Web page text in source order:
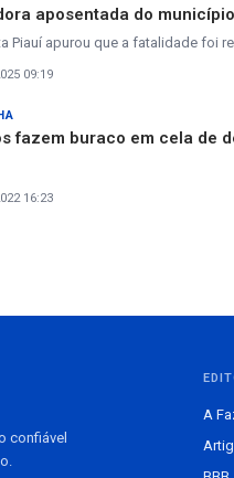
aposentada do
Piauí apurou que a fatalidade foi
09:19
fazem buraco em cela de
16:23
confiável
A